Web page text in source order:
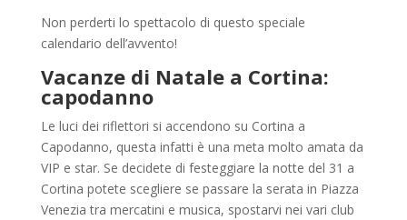
Non perderti lo spettacolo di questo speciale
calendario dell’avvento!
Vacanze di Natale a Cortina:
capodanno
Le luci dei riflettori si accendono su Cortina a
Capodanno, questa infatti è una meta molto amata da
VIP e star. Se decidete di festeggiare la notte del 31 a
Cortina potete scegliere se passare la serata in Piazza
Venezia tra mercatini e musica, spostarvi nei vari club